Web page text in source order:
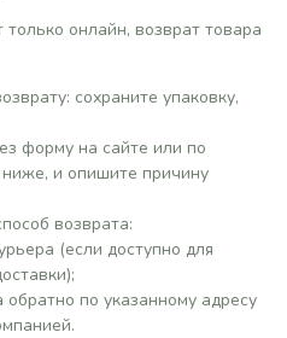
онлайн, возврат товара
сохраните упаковку,
форму на сайте или по
и опишите причину
возврата:
(если доступно для
обратно по указанному адресу